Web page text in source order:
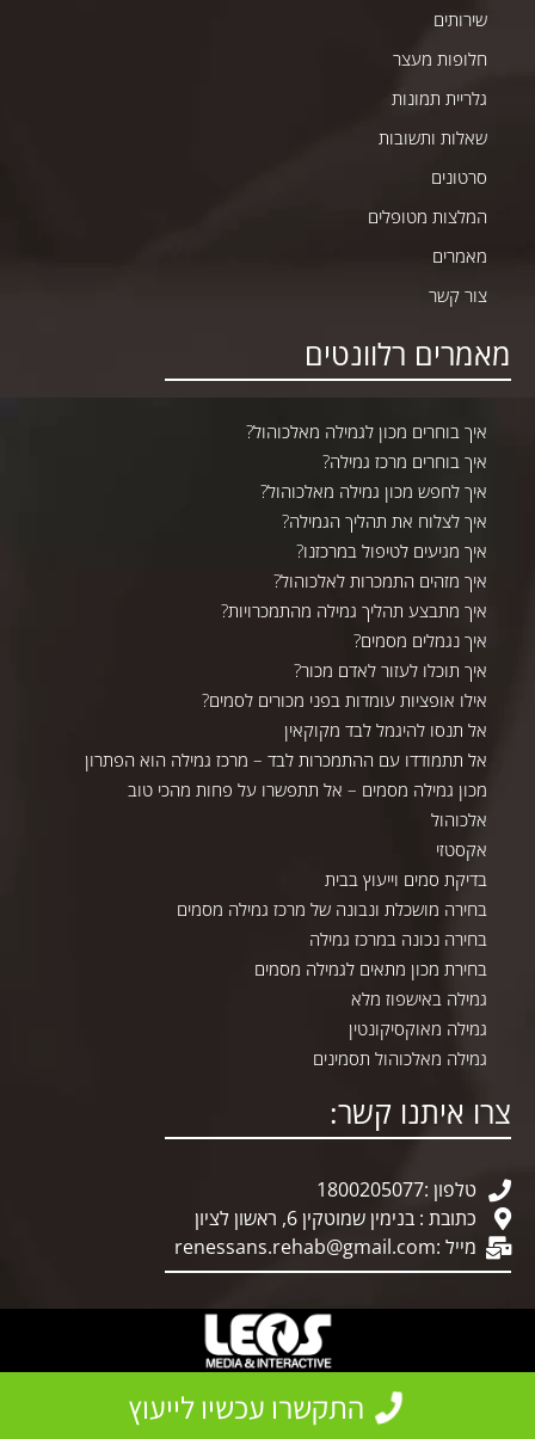
שירותים
חלופות מעצר
גלריית תמונות
שאלות ותשובות
סרטונים
המלצות מטופלים
מאמרים
צור קשר
מאמרים רלוונטים
איך בוחרים מכון לגמילה מאלכוהול?
איך בוחרים מרכז גמילה?
איך לחפש מכון גמילה מאלכוהול?
איך לצלוח את תהליך הגמילה?
איך מגיעים לטיפול במרכזנו?
איך מזהים התמכרות לאלכוהול?
איך מתבצע תהליך גמילה מהתמכרויות?
איך נגמלים מסמים?
איך תוכלו לעזור לאדם מכור?
אילו אופציות עומדות בפני מכורים לסמים?
אל תנסו להיגמל לבד מקוקאין
אל תתמודדו עם ההתמכרות לבד – מרכז גמילה הוא הפתרון
מכון גמילה מסמים – אל תתפשרו על פחות מהכי טוב
אלכוהול
אקסטזי
בדיקת סמים וייעוץ בבית
בחירה מושכלת ונבונה של מרכז גמילה מסמים
בחירה נכונה במרכז גמילה
בחירת מכון מתאים לגמילה מסמים
גמילה באישפוז מלא
גמילה מאוקסיקונטין
גמילה מאלכוהול תסמינים
צרו איתנו קשר:
טלפון :1800205077
כתובת : בנימין שמוטקין 6, ראשון לציון
מייל :renessans.rehab@gmail.com
התקשרו עכשיו לייעוץ